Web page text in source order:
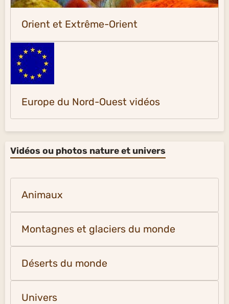
Orient et Extrême-Orient
Europe du Nord-Ouest vidéos
Vidéos ou photos nature et univers
Animaux
Montagnes et glaciers du monde
Déserts du monde
Univers